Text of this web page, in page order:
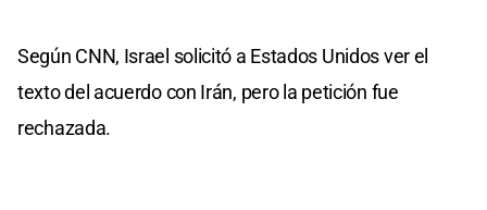
Según CNN, Israel solicitó a Estados Unidos ver el
texto del acuerdo con Irán, pero la petición fue
rechazada.